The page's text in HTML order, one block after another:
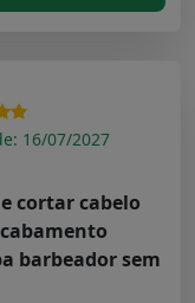
16/07/2027
cortar cabelo
barbeador sem